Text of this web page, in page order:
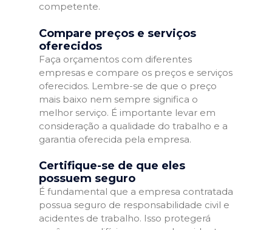
competente.
Compare preços e serviços
oferecidos
Faça orçamentos com diferentes
empresas e compare os preços e serviços
oferecidos. Lembre-se de que o preço
mais baixo nem sempre significa o
melhor serviço. É importante levar em
consideração a qualidade do trabalho e a
garantia oferecida pela empresa.
Certifique-se de que eles
possuem seguro
É fundamental que a empresa contratada
possua seguro de responsabilidade civil e
acidentes de trabalho. Isso protegerá